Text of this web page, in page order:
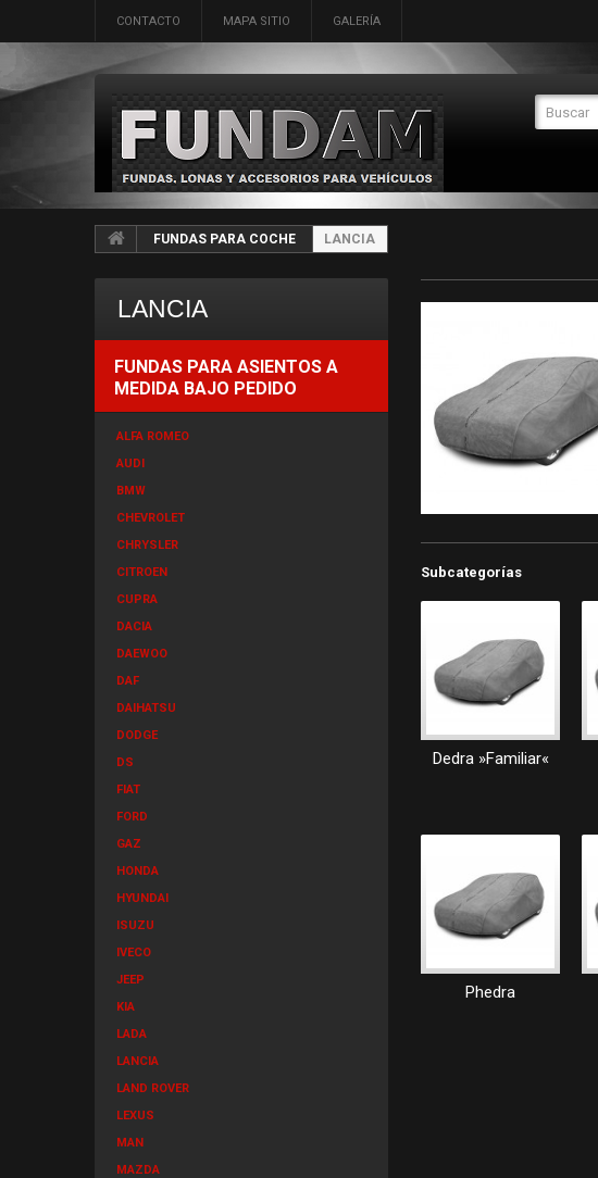
CONTACTO MAPA SITIO GALERÍA
FUNDAS PARA COCHE LANCIA
LANCIA
FUNDAS PARA ASIENTOS A
MEDIDA BAJO PEDIDO
ALFA ROMEO
AUDI
BMW
CHEVROLET
CHRYSLER
CITROEN
CUPRA
DACIA
DAEWOO
DAF
DAIHATSU
DODGE
DS
FIAT
FORD
GAZ
HONDA
HYUNDAI
ISUZU
IVECO
JEEP
KIA
LADA
LANCIA
LAND ROVER
LEXUS
MAN
MAZDA
Subcategorías
Dedra »Familiar«
Phedra